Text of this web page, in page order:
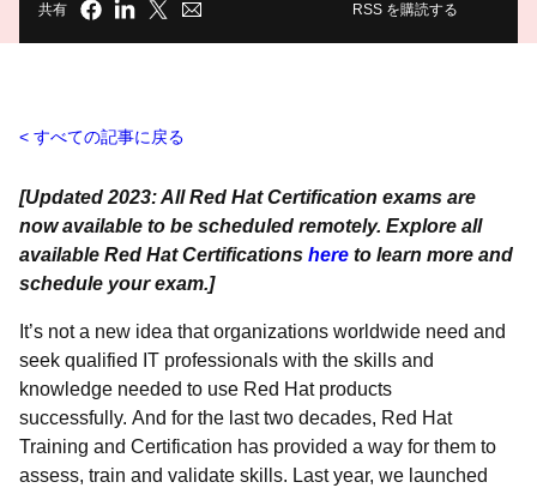
共有 RSS を購読する
すべての記事に戻る
[Updated 2023: All Red Hat Certification exams are
now available to be scheduled remotely. Explore all
available Red Hat Certifications here to learn more and
schedule your exam.]
It’s not a new idea that organizations worldwide need and
seek qualified IT professionals with the skills and
knowledge needed to use Red Hat products
successfully. And for the last two decades, Red Hat
Training and Certification has provided a way for them to
assess, train and validate skills. Last year, we launched